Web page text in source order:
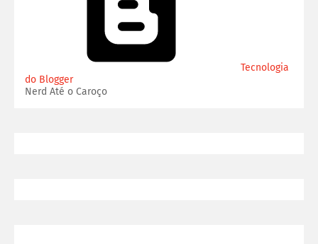
Tecnologia
do Blogger
Nerd Até o Caroço